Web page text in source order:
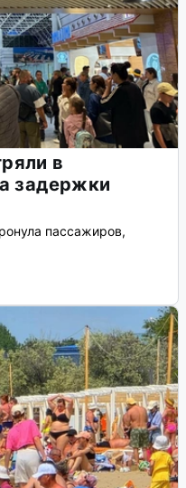
в
задержки
пассажиров,